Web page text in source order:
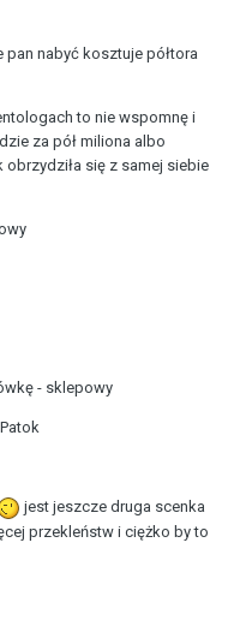
pan nabyć kosztuje półtora
to nie wspomnę i
za pół miliona albo
się z samej siebie
- sklepowy
jest jeszcze druga scenka
przekleństw i ciężko by to